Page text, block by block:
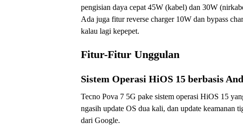
pengisian daya cepat 45W (kabel) dan 30W
Ada juga fitur reverse charger 10W dan bypass
kalau lagi kepepet.
Fitur-Fitur Unggulan
Sistem Operasi HiOS 15 berbasis
Tecno Pova 7 5G pake sistem operasi HiOS 15
ngasih update OS dua kali, dan update keamanan
dari Google.